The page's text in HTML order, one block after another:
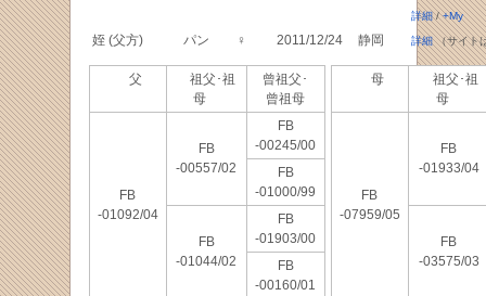
詳細/+My
姪 (父方) パン ♀ 2011/12/24 静岡 詳細（サイト
父
祖父･祖
母
曾祖父･
曾祖母
FB
-01092/04
FB
-00557/02
FB
-00245/00
FB
-01000/99
FB
-01044/02
FB
-01903/00
FB
-00160/01
母
祖父･祖
母
FB
-07959/05
FB
-01933/04
FB
-03575/03